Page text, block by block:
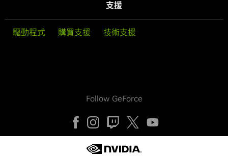
支援
驅動程式 購買支援 技術支援
Follow GeForce